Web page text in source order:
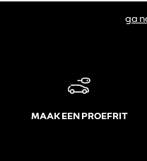
ga
MAAK EEN PROEFRIT